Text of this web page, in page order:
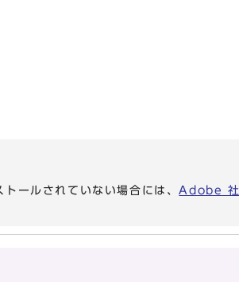
ールされていない場合には、Adobe 社